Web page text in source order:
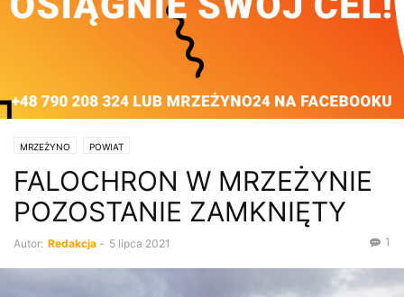
MRZEŻYNO POWIAT
FALOCHRON W MRZEŻYNIE
POZOSTANIE ZAMKNIĘTY
Autor: Redakcja - 5 lipca 2021 1